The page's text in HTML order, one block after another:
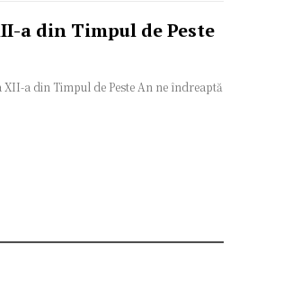
a din Timpul de Peste
a din Timpul de Peste An ne îndreaptă